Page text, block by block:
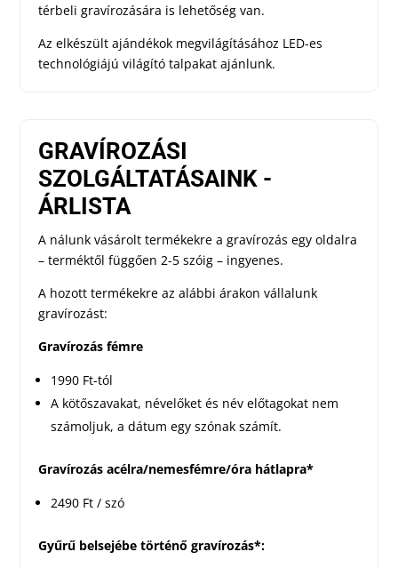
térbeli gravírozására is lehetőség van.
Az elkészült ajándékok megvilágításához LED-es
technológiájú világító talpakat ajánlunk.
GRAVÍROZÁSI
SZOLGÁLTATÁSAINK -
ÁRLISTA
A nálunk vásárolt termékekre a gravírozás egy oldalra
– terméktől függően 2-5 szóig – ingyenes.
A hozott termékekre az alábbi árakon vállalunk
gravírozást:
Gravírozás fémre
1990 Ft-tól
A kötőszavakat, névelőket és név előtagokat nem
számoljuk, a dátum egy szónak számít.
Gravírozás acélra/nemesfémre/óra hátlapra*
2490 Ft / szó
Gyűrű belsejébe történő gravírozás*: